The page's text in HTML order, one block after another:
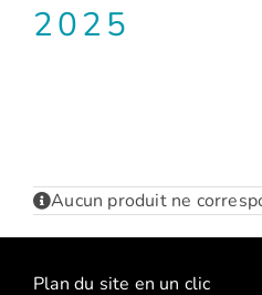
2025
Aucun produit ne
Plan du site en un clic